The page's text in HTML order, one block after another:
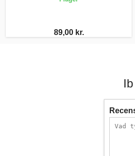
89,00 kr.